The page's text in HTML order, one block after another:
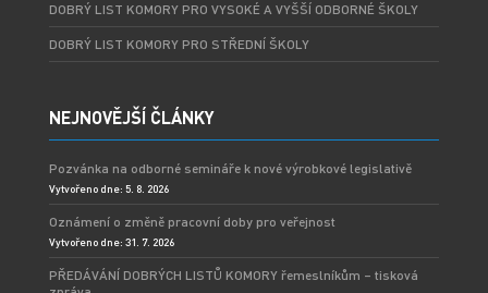
DOBRÝ LIST KOMORY PRO VYSOKÉ A VYŠŠÍ ODBORNÉ ŠKOLY
DOBRÝ LIST KOMORY PRO STŘEDNÍ ŠKOLY
NEJNOVĚJŠÍ ČLÁNKY
Pozvánka na odborné semináře k nové výrobkové legislativě
Vytvořeno dne: 5. 8. 2026
Oznámení o změně pracovní doby pro veřejnost
Vytvořeno dne: 31. 7. 2026
PŘEDÁVÁNÍ DOBRÝCH LISTŮ KOMORY řemeslníkům – tisková